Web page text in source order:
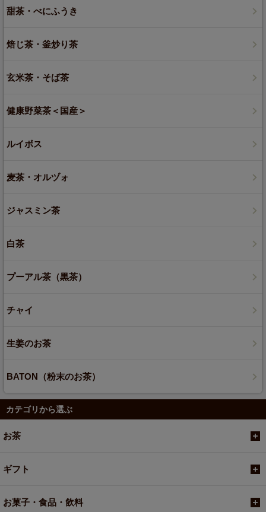
甜茶・べにふうき
焙じ茶・釜炒り茶
玄米茶・そば茶
健康野菜茶＜国産＞
ルイボス
麦茶・オルヅォ
ジャスミン茶
白茶
プーアル茶（黒茶）
チャイ
生姜のお茶
BATON（粉末のお茶）
カテゴリから選ぶ
お茶
ギフト
お菓子・食品・飲料